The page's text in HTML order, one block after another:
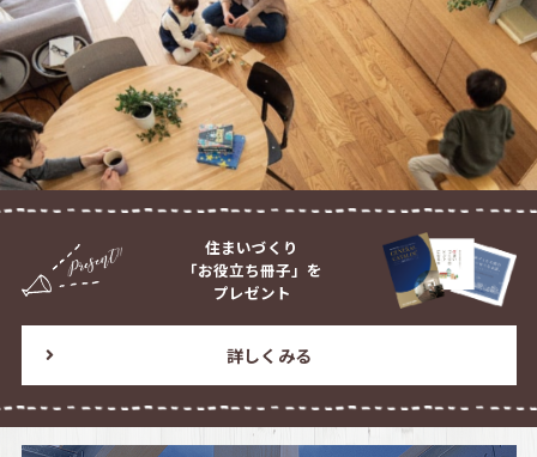
住まいづくり
「お役立ち冊子」を
プレゼント
詳しくみる